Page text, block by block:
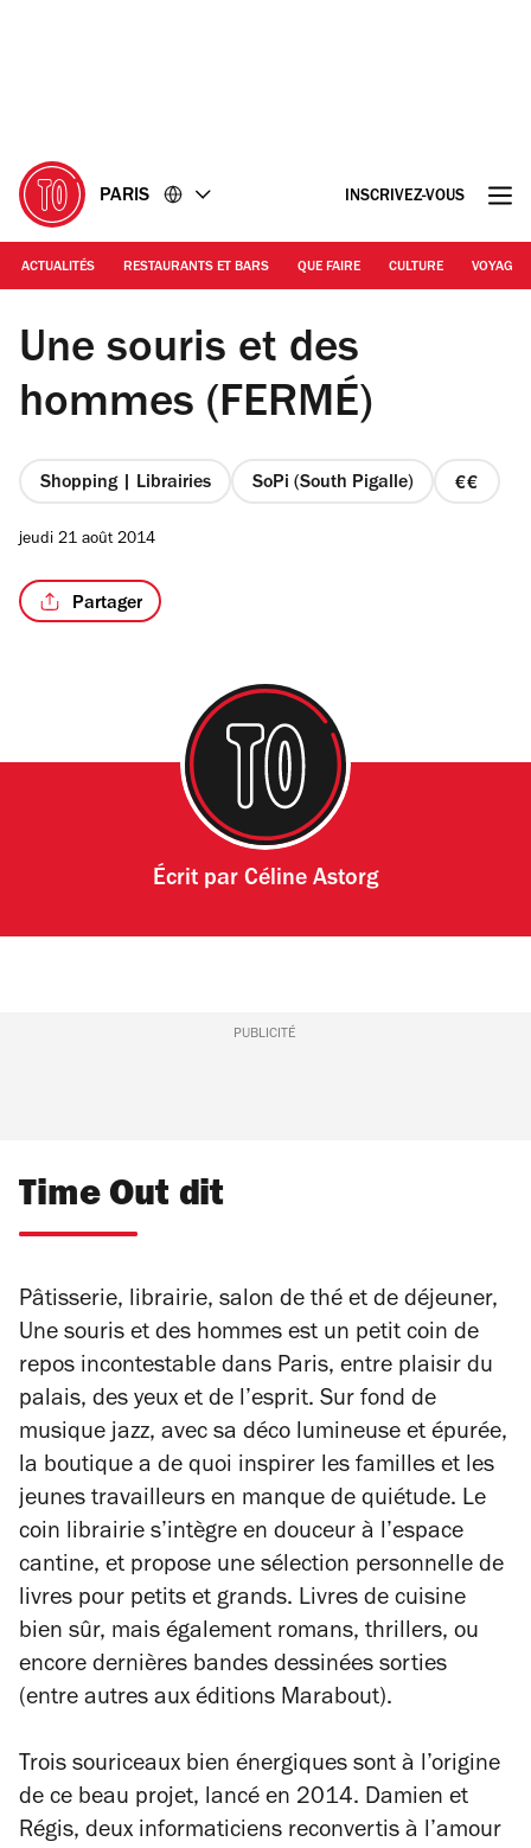
PARIS INSCRIVEZ-VOUS
ACTUALITÉS RESTAURANTS ET BARS QUE FAIRE CULTURE VOYAGE
© Céline Astorg
Une souris et des
hommes (FERMÉ)
Shopping | Librairies SoPi (South Pigalle)
prix
jeudi 21 août 2014
Partager
Écrit par Céline Astorg
PUBLICITÉ
Time Out dit
Pâtisserie, librairie, salon de thé et de déjeuner,
Une souris et des hommes est un petit coin de
repos incontestable dans Paris, entre plaisir du
palais, des yeux et de l’esprit. Sur fond de
musique jazz, avec sa déco lumineuse et épurée,
la boutique a de quoi inspirer les familles et les
jeunes travailleurs en manque de quiétude. Le
coin librairie s’intègre en douceur à l’espace
cantine, et propose une sélection personnelle de
livres pour petits et grands. Livres de cuisine
bien sûr, mais également romans, thrillers, ou
encore dernières bandes dessinées sorties
(entre autres aux éditions Marabout).
Trois souriceaux bien énergiques sont à l’origine
de ce beau projet, lancé en 2014. Damien et
Régis, deux informaticiens reconvertis à l’amour